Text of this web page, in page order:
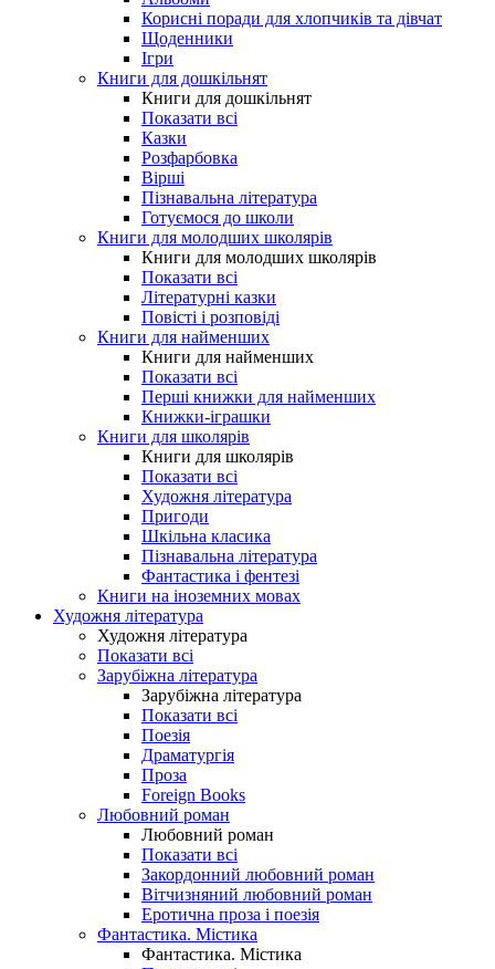
Корисні поради для хлопчиків та дівчат
Щоденники
Ігри
Книги для дошкільнят
Книги для дошкільнят
Показати всі
Казки
Розфарбовка
Вірші
Пізнавальна література
Готуємося до школи
Книги для молодших школярів
Книги для молодших школярів
Показати всі
Літературні казки
Повісті і розповіді
Книги для найменших
Книги для найменших
Показати всі
Перші книжки для найменших
Книжки-іграшки
Книги для школярів
Книги для школярів
Показати всі
Художня література
Пригоди
Шкільна класика
Пізнавальна література
Фантастика і фентезі
Книги на іноземних мовах
Художня література
Художня література
Показати всі
Зарубіжна література
Зарубіжна література
Показати всі
Поезія
Драматургія
Проза
Foreign Books
Любовний роман
Любовний роман
Показати всі
Закордонний любовний роман
Вітчизняний любовний роман
Еротична проза і поезія
Фантастика. Містика
Фантастика. Містика